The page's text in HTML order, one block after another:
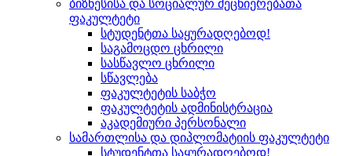
ბიზნესისა და სოციალურ მეცნიერებათა
ფაკულტეტი
სტუდენტთა საყურადღებოდ!
საგამოცდო ცხრილი
სასწავლო ცხრილი
სწავლება
ფაკულტეტის საბჭო
ფაკულტეტის ადმინისტრაცია
აკადემიური პერსონალი
სამართლისა და დიპლომატიის ფაკულტეტი
სტუდენტთა საყურადღებოდ!